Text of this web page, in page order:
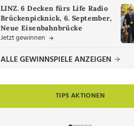
LINZ. 6 Decken fürs Life Radio
Brückenpicknick, 6. September,
Neue Eisenbahnbrücke
Jetzt gewinnen
ALLE GEWINNSPIELE ANZEIGEN
TIPS AKTIONEN